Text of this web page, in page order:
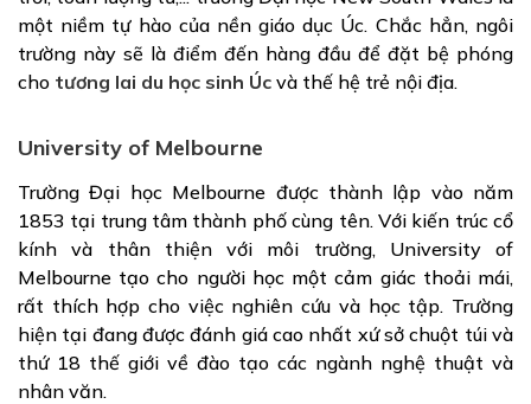
một niềm tự hào của nền giáo dục Úc. Chắc hẳn, ngôi
trường này sẽ là điểm đến hàng đầu để đặt bệ phóng
cho tương lai du học sinh Úc và thế hệ trẻ nội địa.
University of Melbourne
Trường Đại học Melbourne được thành lập vào năm
1853 tại trung tâm thành phố cùng tên. Với kiến trúc cổ
kính và thân thiện với môi trường, University of
Melbourne tạo cho người học một cảm giác thoải mái,
rất thích hợp cho việc nghiên cứu và học tập. Trường
hiện tại đang được đánh giá cao nhất xứ sở chuột túi và
thứ 18 thế giới về đào tạo các ngành nghệ thuật và
nhân văn.